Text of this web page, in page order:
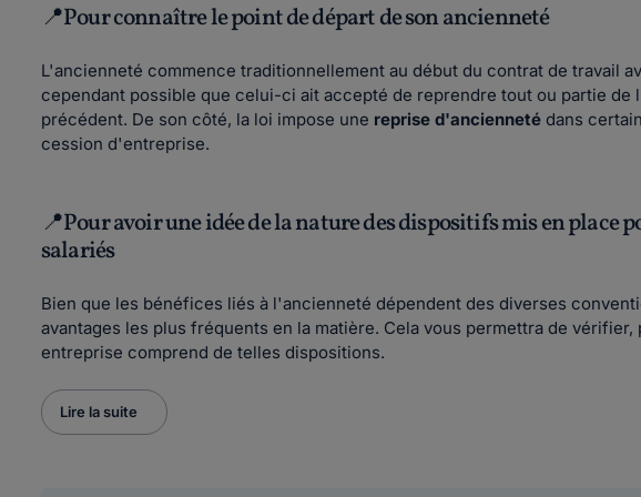
📍Pour connaître le point de départ de son ancienneté
L'ancienneté commence traditionnellement au début du contrat de travail
cependant possible que celui-ci ait accepté de reprendre tout ou partie
précédent. De son côté, la loi impose une reprise d'ancienneté dans
cession d'entreprise.
📍Pour avoir une idée de la nature des dispositifs mis en place
salariés
Bien que les bénéfices liés à l'ancienneté dépendent des diverses
avantages les plus fréquents en la matière. Cela vous permettra de
entreprise comprend de telles dispositions.
Lire la suite